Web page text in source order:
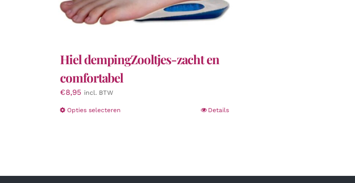
Hiel dempingZooltjes-zacht en
comfortabel
€8,95 incl. BTW
Opties selecterenDit
optie
Details